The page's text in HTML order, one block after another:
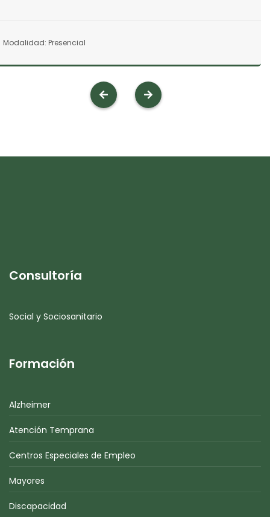
Modalidad: Presencial
Consultoría
Social y Sociosanitario
Formación
Alzheimer
Atención Temprana
Centros Especiales de Empleo
Mayores
Discapacidad